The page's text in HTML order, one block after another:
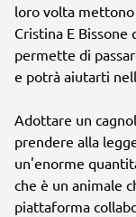
loro volta mettono
Cristina E Bissone
permette di
e potrà aiutarti
Adottare un
prendere alla
un'enorme
che è un animale
piattaforma